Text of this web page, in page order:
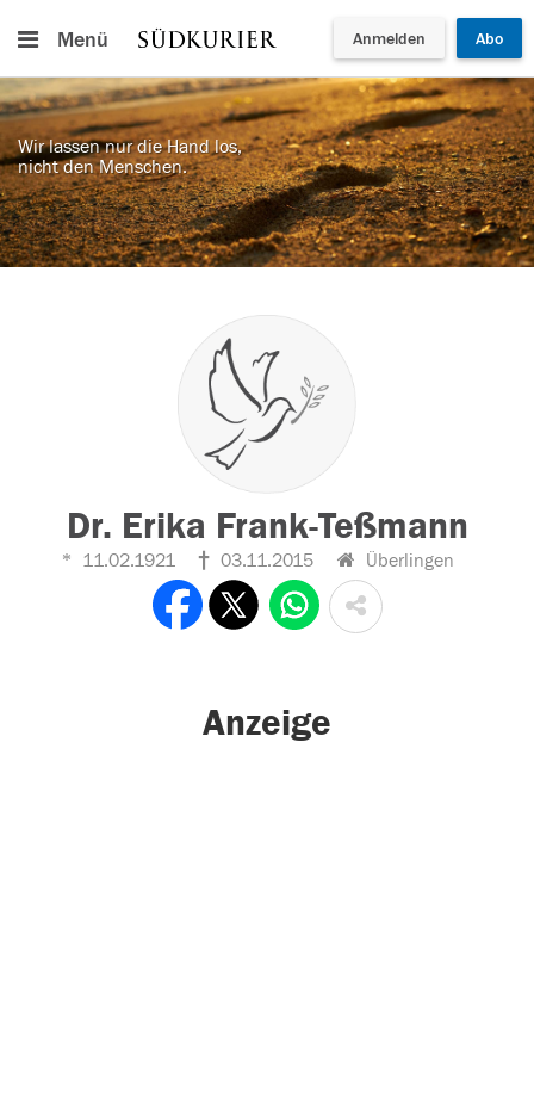
Menü Anmelden Abo
Wir lassen nur die Hand los,
nicht den Menschen.
Dr. Erika Frank-Teßmann
11.02.1921 03.11.2015 Überlingen
Anzeige